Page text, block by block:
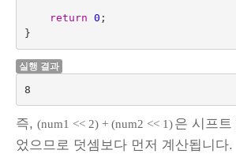
return 0 ;
}
실행 결과
8
즉, (num1 << 2) + (num2 << 1)은 시프
었으므로 덧셈보다 먼저 계산됩니다.